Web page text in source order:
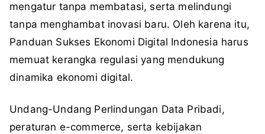
mengatur tanpa membatasi, serta melindungi
tanpa menghambat inovasi baru. Oleh karena itu,
Panduan Sukses Ekonomi Digital Indonesia harus
memuat kerangka regulasi yang mendukung
dinamika ekonomi digital.
Undang-Undang Perlindungan Data Pribadi,
peraturan e-commerce, serta kebijakan